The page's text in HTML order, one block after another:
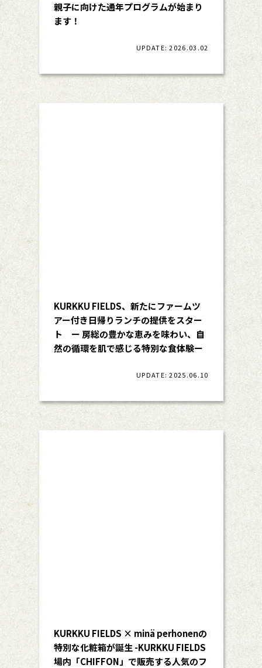
親子に向けた通年プログラムが始まり
ます！
UPDATE: 2026.03.02
KURKKU FIELDS、新たにファームツ
アー付き日帰りランチの提供をスター
ト ー 房総の豊かな恵みを味わい、自
然の循環を肌で感じる特別な食体験ー
UPDATE: 2025.06.10
KURKKU FIELDS × minä perhonenの
特別な化粧箱が誕生 -KURKKU FIELDS
場内「CHIFFON」で販売する人気のフ